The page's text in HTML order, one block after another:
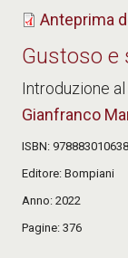
Anteprima
Gustoso e
Introduzione
Gianfranco
ISBN
Editore Bompiani
Anno 2022
Pagine 376